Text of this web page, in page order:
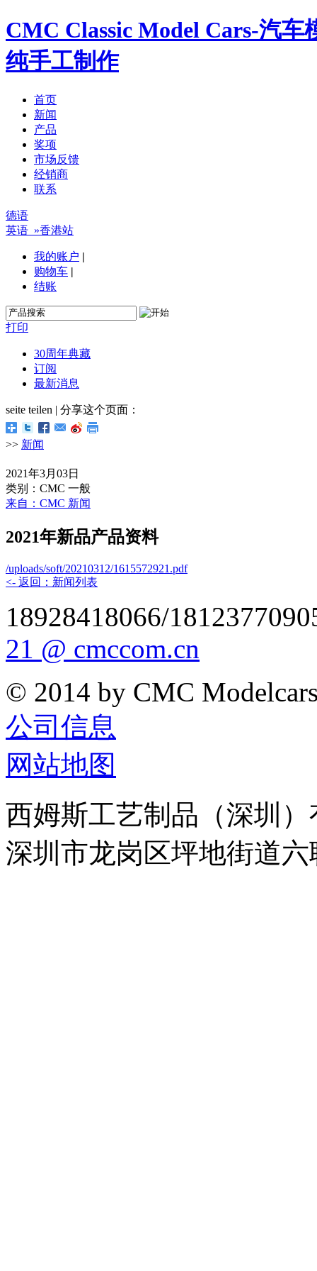
CMC Classic Model Cars-汽
纯手工制作
首页
新闻
产品
奖项
市场反馈
经销商
联系
德语
英语 »香港站
我的账户 |
购物车 |
结账
打印
30周年典藏
订阅
最新消息
seite teilen | 分享这个页面：
>> 新闻
2021年3月03日
类别：CMC 一般
来自：CMC 新闻
2021年新品产品资料
/uploads/soft/20210312/1615572921.pdf
<- 返回：新闻列表
18928418066/
21 @ cmccom.cn
© 2014 by CMC
公司信息
网站地图
西姆斯工艺制品（深圳
深圳市龙岗区坪地街道